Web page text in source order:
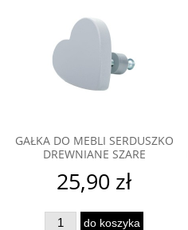
GAŁKA DO MEBLI SERDUSZKO
DREWNIANE SZARE
25,90 zł
do koszyka